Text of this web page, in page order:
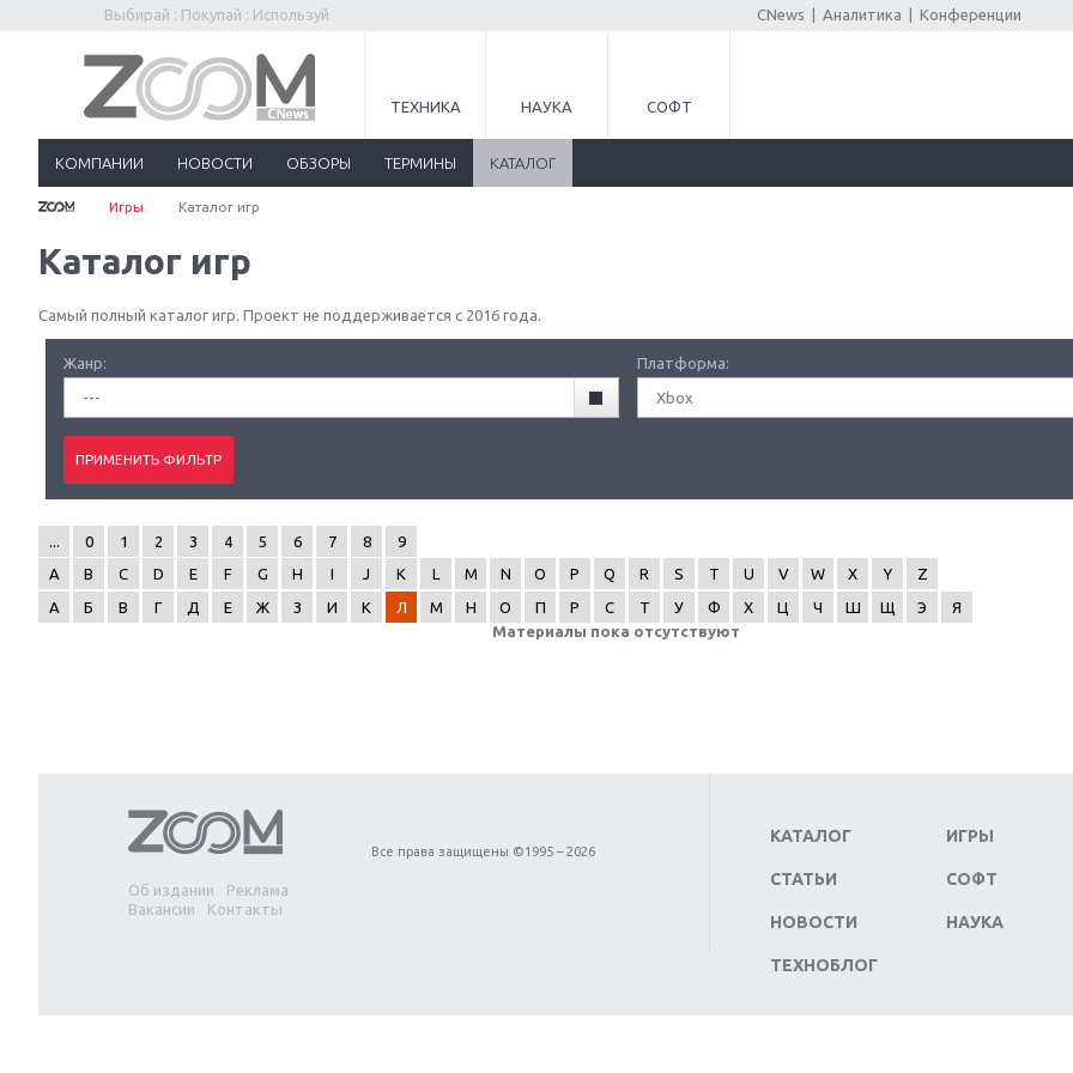
Выбирай : Покупай : Используй CNews Аналитика Конференции
ТЕХНИКА НАУКА СОФТ
КОМПАНИИ НОВОСТИ ОБЗОРЫ ТЕРМИНЫ КАТАЛОГ
Игры Каталог игр
Каталог игр
Самый полный каталог игр. Проект не поддерживается с 2016 года.
Жанр:
---
Платформа:
Xbox
0 1 2 3 4 5 6 7 8
9
A
B C D E F G H I J K L M N O P Q R S T U V W X Y
Z
А
Б В Г Д Е Ж З И К Л М Н О П Р С Т У Ф Х Ц Ч Ш Щ Э
Я
Материалы пока отсутствуют
Об издании
Реклама
Вакансии
Контакты
Все права защищены ©1995 – 2026
КАТАЛОГ
СТАТЬИ
НОВОСТИ
ТЕХНОБЛОГ
ИГРЫ
СОФТ
НАУКА